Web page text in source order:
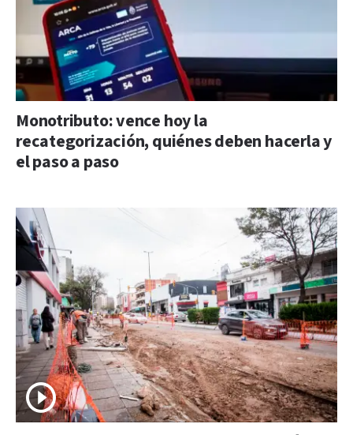
Monotributo: vence hoy la
recategorización, quiénes deben hacerla y
el paso a paso